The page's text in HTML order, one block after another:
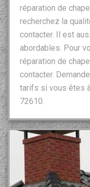
réparation de
recherchez la
contacter. Il est
abordables. Pour
réparation de
contacter.
tarifs si vous êtes
72610.